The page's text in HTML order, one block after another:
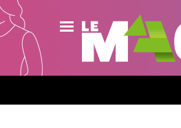
Actualités
Agenda